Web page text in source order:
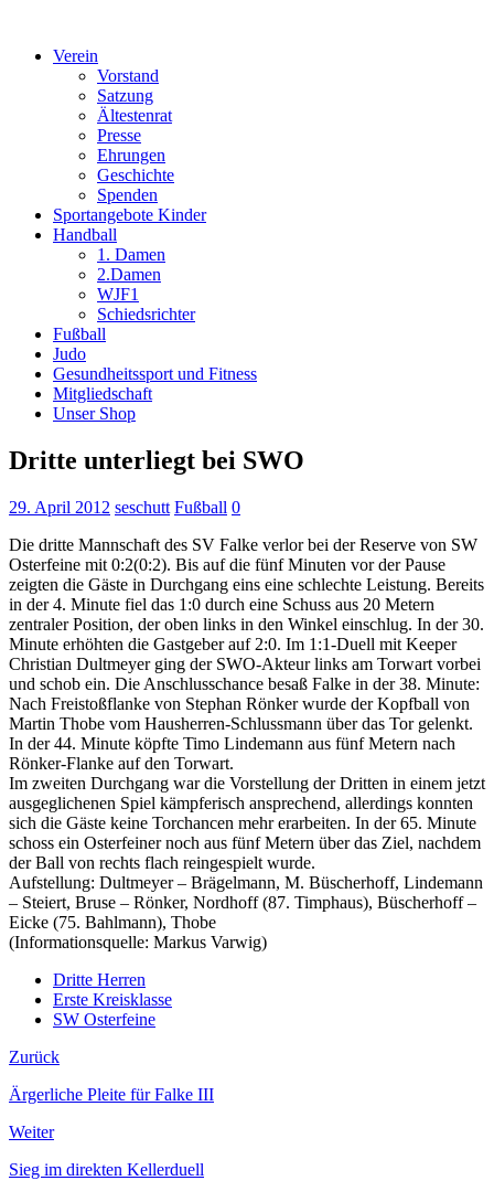
Verein
Vorstand
Satzung
Ältestenrat
Presse
Ehrungen
Geschichte
Spenden
Sportangebote Kinder
Handball
1. Damen
2.Damen
WJF1
Schiedsrichter
Fußball
Judo
Gesundheitssport und Fitness
Mitgliedschaft
Unser Shop
Dritte unterliegt bei SWO
29. April 2012 seschutt Fußball 0
Die dritte Mannschaft des SV Falke verlor bei der Reserve von SW
Osterfeine mit 0:2(0:2). Bis auf die fünf Minuten vor der Pause
zeigten die Gäste in Durchgang eins eine schlechte Leistung. Bereits
in der 4. Minute fiel das 1:0 durch eine Schuss aus 20 Metern
zentraler Position, der oben links in den Winkel einschlug. In der 30.
Minute erhöhten die Gastgeber auf 2:0. Im 1:1-Duell mit Keeper
Christian Dultmeyer ging der SWO-Akteur links am Torwart vorbei
und schob ein. Die Anschlusschance besaß Falke in der 38. Minute:
Nach Freistoßflanke von Stephan Rönker wurde der Kopfball von
Martin Thobe vom Hausherren-Schlussmann über das Tor gelenkt.
In der 44. Minute köpfte Timo Lindemann aus fünf Metern nach
Rönker-Flanke auf den Torwart.
Im zweiten Durchgang war die Vorstellung der Dritten in einem jetzt
ausgeglichenen Spiel kämpferisch ansprechend, allerdings konnten
sich die Gäste keine Torchancen mehr erarbeiten. In der 65. Minute
schoss ein Osterfeiner noch aus fünf Metern über das Ziel, nachdem
der Ball von rechts flach reingespielt wurde.
Aufstellung: Dultmeyer – Brägelmann, M. Büscherhoff, Lindemann
– Steiert, Bruse – Rönker, Nordhoff (87. Timphaus), Büscherhoff –
Eicke (75. Bahlmann), Thobe
(Informationsquelle: Markus Varwig)
Dritte Herren
Erste Kreisklasse
SW Osterfeine
Zurück
Ärgerliche Pleite für Falke III
Weiter
Sieg im direkten Kellerduell